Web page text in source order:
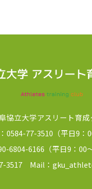
協立大学アスリート育成
0584-77-3510（平日9：
6804-6166（平日9：00
3517 Mail：